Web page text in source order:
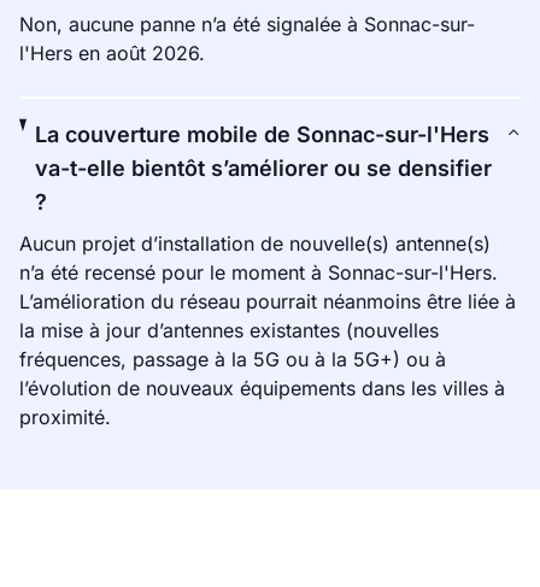
Non, aucune panne n’a été signalée à Sonnac-sur-
l'Hers en août 2026.
La couverture mobile de Sonnac-sur-l'Hers
va-t-elle bientôt s’améliorer ou se densifier
?
Aucun projet d’installation de nouvelle(s) antenne(s)
n’a été recensé pour le moment à Sonnac-sur-l'Hers.
L’amélioration du réseau pourrait néanmoins être liée à
la mise à jour d’antennes existantes (nouvelles
fréquences, passage à la 5G ou à la 5G+) ou à
l’évolution de nouveaux équipements dans les villes à
proximité.